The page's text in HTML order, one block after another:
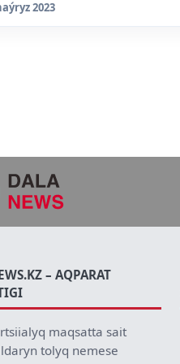
2023
– AQPARAT
maqsatta sait
tolyq nemese